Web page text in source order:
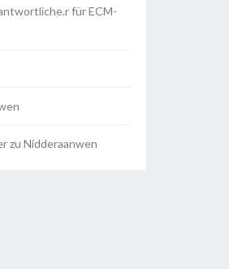
für ECM-
zu Nidderaanwen